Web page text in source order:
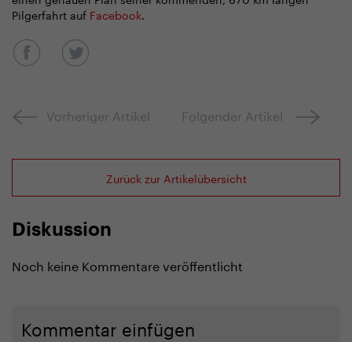
Pilgerfahrt auf Facebook.
Vorheriger Artikel Folgender Artikel
Zurück zur Artikelübersicht
Diskussion
Noch keine Kommentare veröffentlicht
Kommentar einfügen